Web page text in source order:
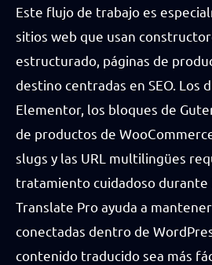
Este flujo de trabajo es
sitios web que usan
estructurado, páginas de
destino centradas en SEO. Los
Elementor, los bloques de
de productos de
slugs y las URL multilingües
tratamiento cuidadoso durante
Translate Pro ayuda a
conectadas dentro de
contenido traducido sea más